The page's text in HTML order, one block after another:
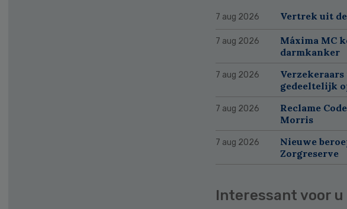
7 aug 2026 Vertrek uit
7 aug 2026
Máxima MC
darmkanker
7 aug 2026
gedeeltelijk
7 aug 2026
Reclame
Morris
7 aug 2026
Nieuwe
Zorgreserve
Interessant voor u